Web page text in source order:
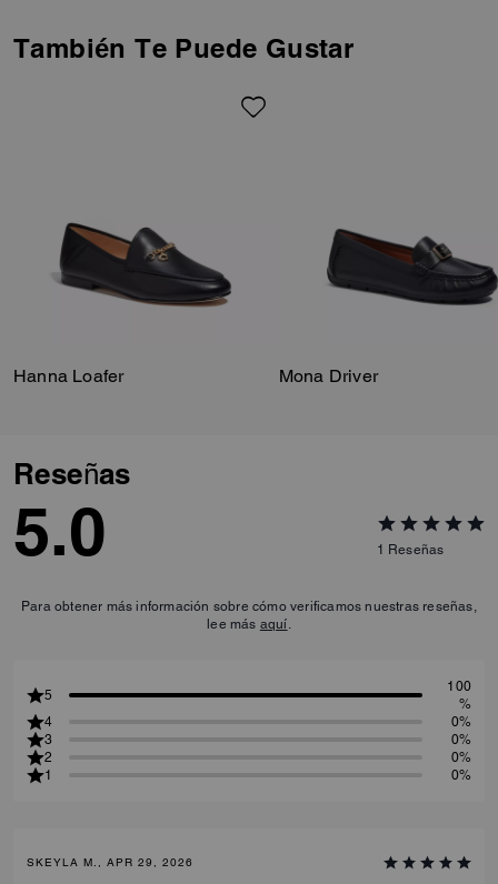
día. La suela exterior de goma
actividades diarias. Combina
También Te Puede Gustar
Hanna Loafer Mona Driver
Reseñas
5.0 1 Reseñas
Para obtener más información sobre cómo verificamos nuestras reseñas,
lee más aquí
5
100
%
4
0%
3
0%
2
0%
1
0%
SKEYLA M., APR 29, 2026